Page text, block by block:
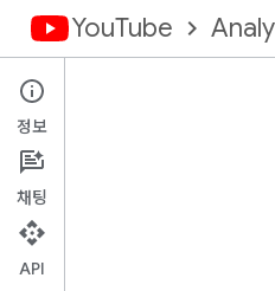
YouTube
YouTube 동영상 및 채널의 시
홈
Google
정보
채팅
API